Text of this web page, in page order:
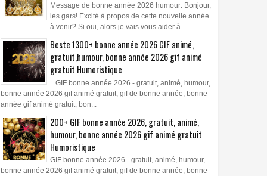
Message de bonne année 2026 humour: Bonjour,
les gars! Excité à propos de cette nouvelle année
à venir? Si oui, alors je vais vous aider à...
Beste 1300+ bonne année 2026 GIF animé,
gratuit,humour, bonne année 2026 gif animé
gratuit Humoristique
GIF bonne année 2026 - gratuit, animé, humour,
bonne année 2026 gif animé gratuit, gif de bonne année, bonne
année gif animé gratuit, bon...
200+ GIF bonne année 2026, gratuit, animé,
humour, bonne année 2026 gif animé gratuit
Humoristique
GIF bonne année 2026 - gratuit, animé, humour,
bonne année 2026 gif animé gratuit, gif de bonne année, bonne